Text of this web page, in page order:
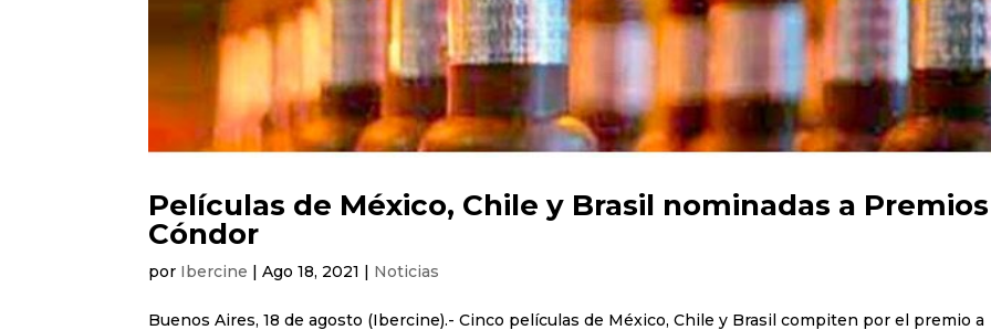
Películas de México, Chile y Brasil nominadas a Premios
Cóndor
por Ibercine |Ago 18, 2021 | Noticias
Buenos Aires, 18 de agosto (Ibercine).- Cinco películas de México, Chile y Brasil compiten por el premio a